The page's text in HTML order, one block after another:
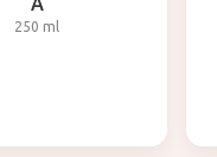
250 ml